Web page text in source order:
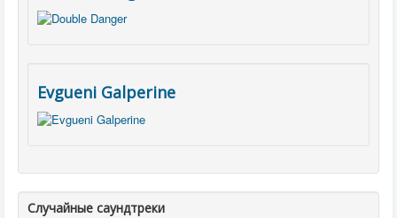
Evgueni Galperine
Случайные саундтреки